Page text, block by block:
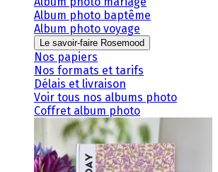
Album photo baptême
Album photo voyage
Le savoir-faire Rosemood
Nos papiers
Nos formats et tarifs
Délais et livraison
Voir tous nos albums photo
Coffret album photo